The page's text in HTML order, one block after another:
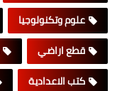
علوم وتكنولوجيا
قطع اراضي
كتب الاعدادية